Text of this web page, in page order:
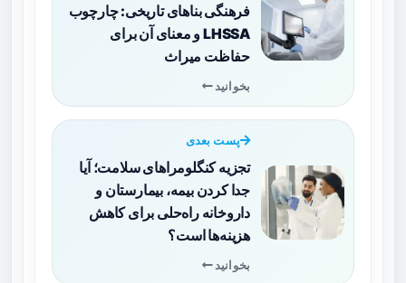
فرهنگی بناهای تاریخی: چارچوب
LHSSA و معنای آن برای
حفاظت میراث
بخوانید
پست بعدی
تجزیه کنگلومراهای سلامت؛ آیا
جدا کردن بیمه، بیمارستان و
داروخانه راه‌حلی برای کاهش
هزینه‌ها است؟
بخوانید